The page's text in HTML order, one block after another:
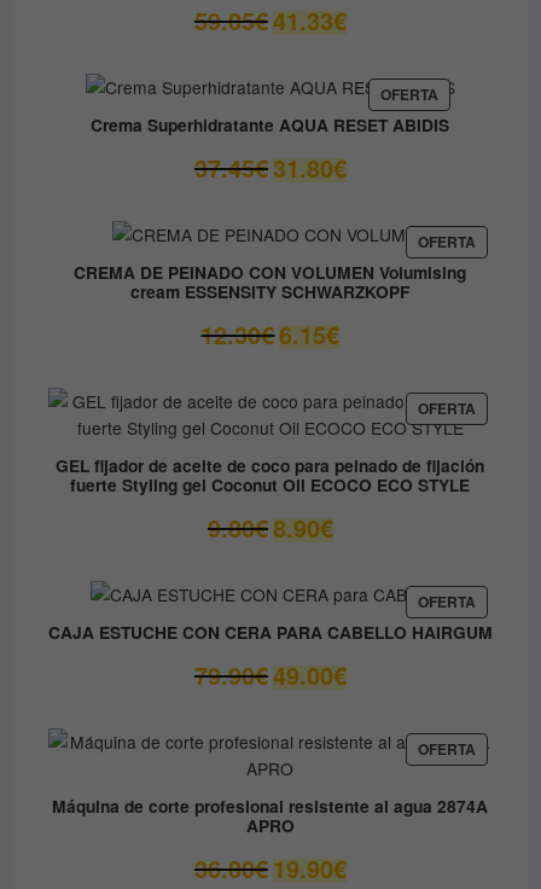
59.05€ El
precio
era:
59.05€.
41.33€El
precio
es:
41.33€.
OFERTAPRODUCTO
EN
Crema Superhidratante AQUA RESET ABIDIS
37.45€ El
precio
era:
37.45€.
31.80€El
precio
es:
31.80€.
OFERTA
EN
CREMA DE PEINADO CON VOLUMEN Volumising
cream ESSENSITY SCHWARZKOPF
12.30€El
precio
era:
12.30€.
6.15€El
precio
es:
6.15€.
OFERTA
EN
GEL fijador de aceite de coco para peinado de fijación
fuerte Styling gel Coconut Oil ECOCO ECO STYLE
9.80€ El
precio
era:
9.80€.
8.90€El
precio
es:
8.90€.
OFERTA
EN
CAJA ESTUCHE CON CERA PARA CABELLO HAIRGUM
79.90€ El
precio
era:
79.90€.
49.00€El
precio
es:
OFERTA
EN
Máquina de corte profesional resistente al agua 2874A
APRO
36.00€ El
19.90€El